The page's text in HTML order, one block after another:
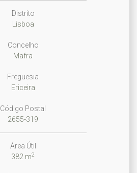
Distrito
Lisboa
Concelho
Mafra
Freguesia
Ericeira
Código Postal
2655-319
Área Útil
382 m2